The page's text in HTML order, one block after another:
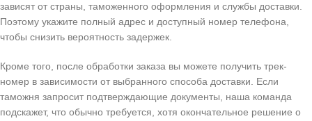
зависят от страны, таможенного оформления и службы доставки.
Поэтому укажите полный адрес и доступный номер телефона,
чтобы снизить вероятность задержек.
Кроме того, после обработки заказа вы можете получить трек-
номер в зависимости от выбранного способа доставки. Если
таможня запросит подтверждающие документы, наша команда
подскажет, что обычно требуется, хотя окончательное решение о